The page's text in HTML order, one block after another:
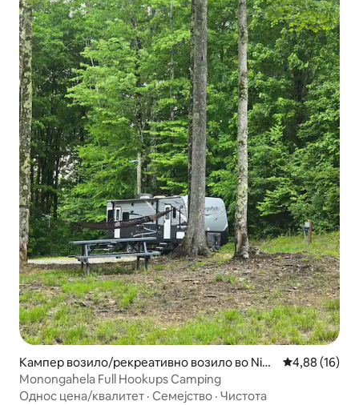
Кампер возило/рекреативно возило во Nich
olas County
Просечна
4,88 (16)
Monongahela Full Hookups Camping
Однос цена/квалитет · Семејство · Чистота